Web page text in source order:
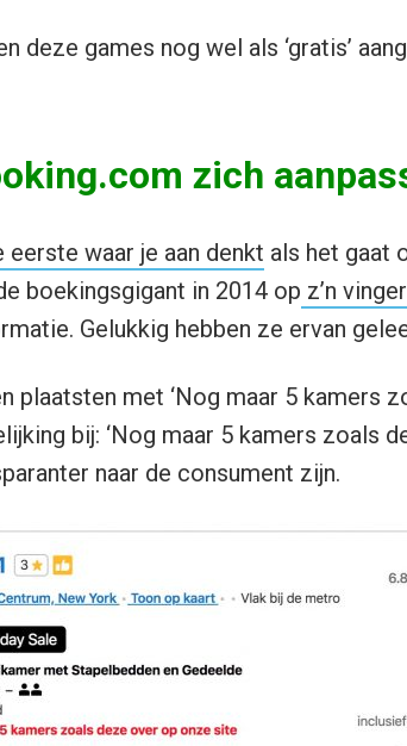
deze games nog wel als ‘gratis’
zich
eerste waar je aan denkt als het gaat
boekingsgigant in 2014 op z’n
Gelukkig hebben ze ervan
plaatsten met ‘Nog maar 5 kamers
bij: ‘Nog maar 5 kamers zoals
naar de consument zijn.